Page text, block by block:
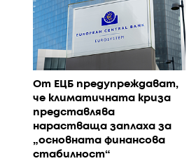
От ЕЦБ предупреждават,
че климатичната криза
представлява
нарастваща заплаха за
„основната финансова
стабилност“